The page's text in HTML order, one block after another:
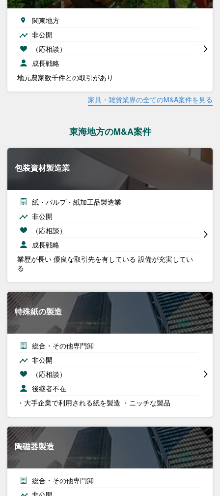
関東地方
非公開
（応相談）
成長戦略
地元農家数千件との取引があり
家具・雑貨業界の全てのM&A案件を見る
東海地方のM&A案件
包装資材製造業
紙・パルプ・紙加工品製造業
非公開
（応相談）
成長戦略
業歴が長い 優良な取引先を有している 設備が充実してい
る
特殊紙の製造
総合・その他専門卸
非公開
（応相談）
後継者不在
・大手企業で利用される紙を製造 ・ニッチな製品
陶磁器製造
総合・その他専門卸